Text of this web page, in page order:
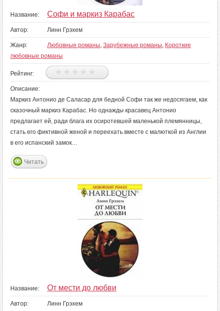
Название: Софи и маркиз Карабас
Автор: Линн Грэхем
Жанр: Любовные романы, Зарубежные романы, Короткие
любовные романы
Рейтинг:
Описание:
Маркиз Антонио де Саласар для бедной Софи так же недосягаем, как
сказочный маркиз Карабас. Но однажды красавец Антонио
предлагает ей, ради блага их осиротевшей маленькой племянницы,
стать его фиктивной женой и переехать вместе с малюткой из Англии
в его испанский замок…
Читать
Название: От мести до любви
Автор: Линн Грэхем